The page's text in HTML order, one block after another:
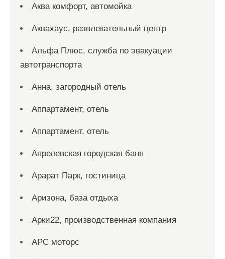
Аква комфорт, автомойка
Аквахаус, развлекательный центр
Альфа Плюс, служба по эвакуации
автотранспорта
Анна, загородный отель
Аппартамент, отель
Аппартамент, отель
Апрелевская городская баня
Арарат Парк, гостиница
Аризона, база отдыха
Арки22, производственная компания
АРС моторс